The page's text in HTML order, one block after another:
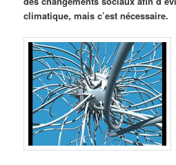
climatique, mais c’est nécessaire.